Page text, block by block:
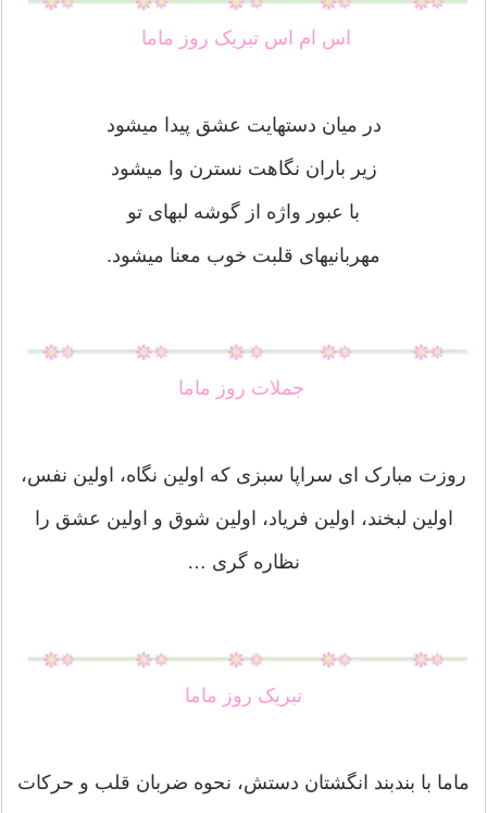
اس ام اس تبریک روز ماما
در میان دستهایت عشق پیدا میشود
زیر باران نگاهت نسترن وا میشود
با عبور واژه از گوشه لبهای تو
مهربانیهای قلبت خوب معنا میشود.
جملات روز ماما
روزت مبارک ای سراپا سبزی که اولین نگاه، اولین نفس،
اولین لبخند، اولین فریاد، اولین شوق و اولین عشق را
نظاره گری …
تبریک روز ماما
ماما با بندبند انگشتان دستش، نحوه ضربان قلب و حرکات